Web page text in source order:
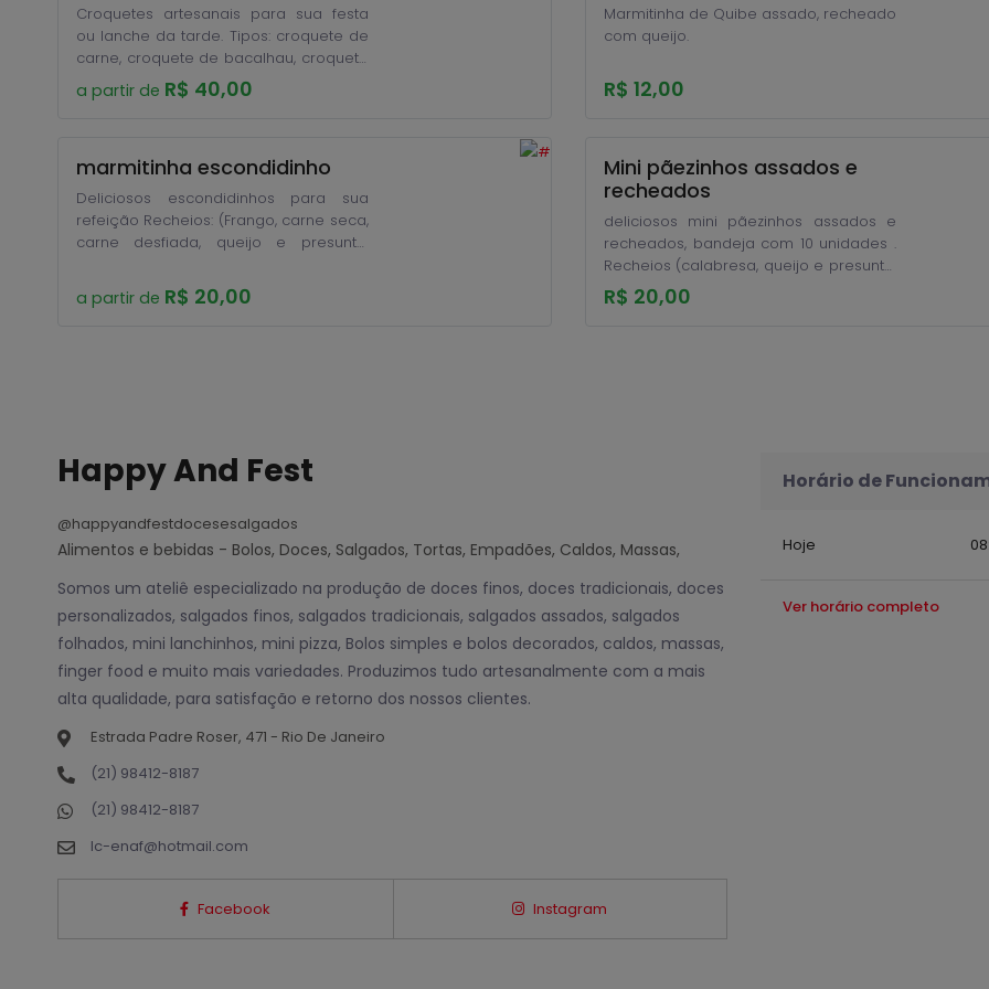
Croquetes artesanais para sua festa
ou lanche da tarde. Tipos: croquete de
carne, croquete de bacalhau, croquete
de milho verde com queijo, croquete
de frango, croquete de abóbora com
é de cento, pedido minimo 50
unidades
a partir de R$ 40,00
Marmitinha de Quibe assado, recheado
com queijo.
R$ 12,00
marmitinha escondidinho
Deliciosos escondidinhos para sua
refeição Recheios: (Frango, carne seca,
carne desfiada, queijo e presunto,
antecedência.
a partir de R$ 20,00
Mini pãezinhos assados e
recheados
deliciosos mini pãezinhos assados e
recheados, bandeja com 10 unidades .
Recheios (calabresa, queijo e presunto,
frango, queijo e bacon)
R$ 20,00
Happy And Fest
@happyandfestdocesesalgados
Alimentos e bebidas - Bolos, Doces, Salgados, Tortas, Empadões, Caldos, Massas,
Somos um ateliê especializado na produção de doces finos, doces tradicionais, doces
personalizados, salgados finos, salgados tradicionais, salgados assados, salgados
folhados, mini lanchinhos, mini pizza, Bolos simples e bolos decorados, caldos, massas,
finger food e muito mais variedades. Produzimos tudo artesanalmente com a mais
alta qualidade, para satisfação e retorno dos nossos clientes.
Estrada Padre Roser, 471 - Rio De Janeiro
(21) 98412-8187
(21) 98412-8187
lc-enaf@hotmail.com
Facebook Instagram
Horário de
Hoje
Ver horário completo